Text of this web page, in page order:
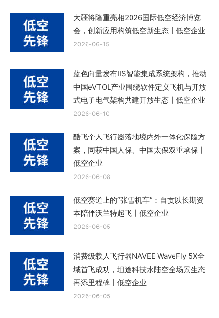
大疆将隆重亮相2026国际低空经济博览
会，创新应用构筑低空新生态丨低空企业
2026-06-15
蓝色向量发布IIS智能集成系统架构，推动
中国eVTOL产业围绕软件定义飞机与开放
式电子电气架构共建开放生态丨低空企业
2026-06-10
酷飞个人飞行器落地境内外一体化保险方
案，同获中国人保、中国太保双重承保丨
低空企业
2026-06-08
低空赛道上的“张雪机车”：自贡以长期资
本陪伴沃兰特起飞丨低空企业
2026-06-05
消费级载人飞行器NAVEE WaveFly 5X全
域首飞成功，坦途科技水陆空全场景生态
再添里程碑丨低空企业
2026-06-05